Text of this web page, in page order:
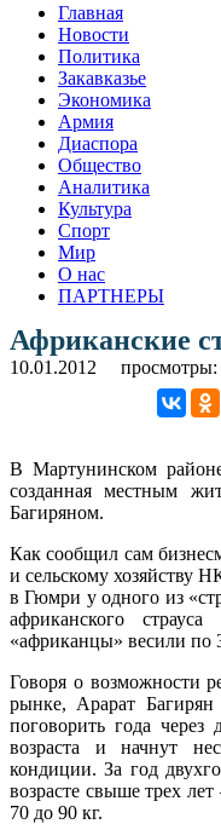
Главная
Новости
Политика
Закавказье
Экономика
Армия
Диаспора
Общество
Аналитика
Культура
Спорт
Мир
О нас
ПАРТНЕРЫ
Африканские
10.01.2012 просмотры:
В Мартунинском
созданная местным
Багиряном.
Как сообщил сам
и сельскому хозяйству
в Гюмри у одного из
африканского
«африканцы» весили по
Говоря о возможности
рынке, Арарат
поговорить года через
возраста и начнут
кондиции. За год
возрасте свыше трех
70 до 90 кг.